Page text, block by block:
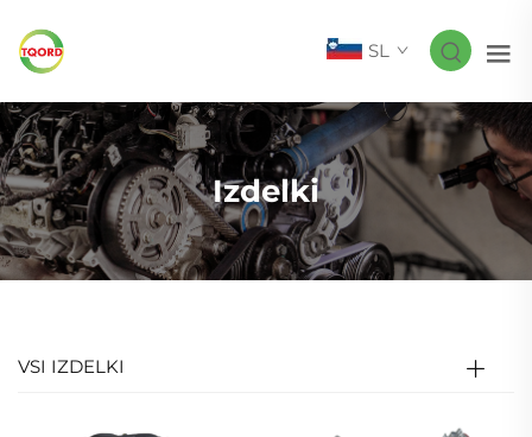
SL
Izdelki
VSI IZDELKI